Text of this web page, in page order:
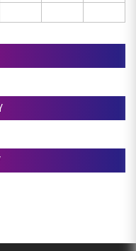
れです♪
完了です♪